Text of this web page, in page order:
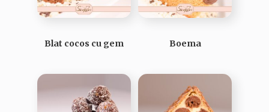
Blat cocos cu gem Boema